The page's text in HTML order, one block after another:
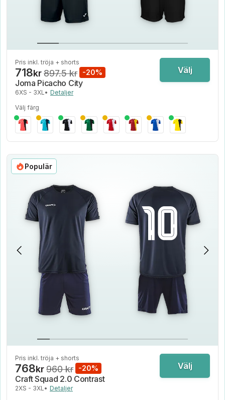
Pris inkl. tröja + shorts
718kr897.5 kr -20%
Joma Picacho City
6XS - 3XL• Detaljer
Välj
Välj färg
Populär
Pris inkl. tröja + shorts
768kr960 kr -20%
Craft Squad 2.0 Contrast
2XS - 3XL• Detaljer
Välj